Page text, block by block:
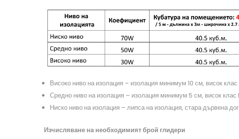
Високо ниво на изолация – изолация минимум 10 см, висок
Средно ниво на изолация – изолация минимум 5 см, висок
Ниско ниво на изолация – липса на изолация, стара дървена
Изчисляване на необходимият брой глидери